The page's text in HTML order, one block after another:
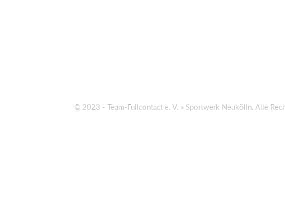
© 2023 - Team-Fullcontact e. V. » Sportwerk Neukölln. Alle